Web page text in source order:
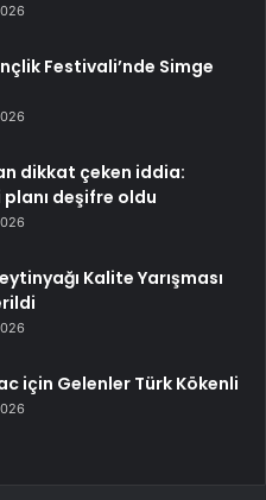
Festivali’nde Simge
dikkat çeken iddia:
planı deşifre oldu
Kalite Yarışması
için Gelenler Türk Kökenli